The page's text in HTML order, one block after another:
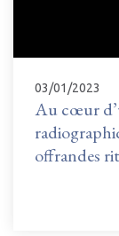
03/01/2023
Au cœur
offrandes